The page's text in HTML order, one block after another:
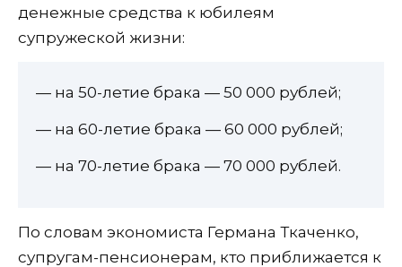
денежные средства к юбилеям
супружеской жизни:
— на 50-летие брака — 50 000 рублей;
— на 60-летие брака — 60 000 рублей;
— на 70-летие брака — 70 000 рублей.
По словам экономиста Германа Ткаченко,
супругам-пенсионерам, кто приближается к